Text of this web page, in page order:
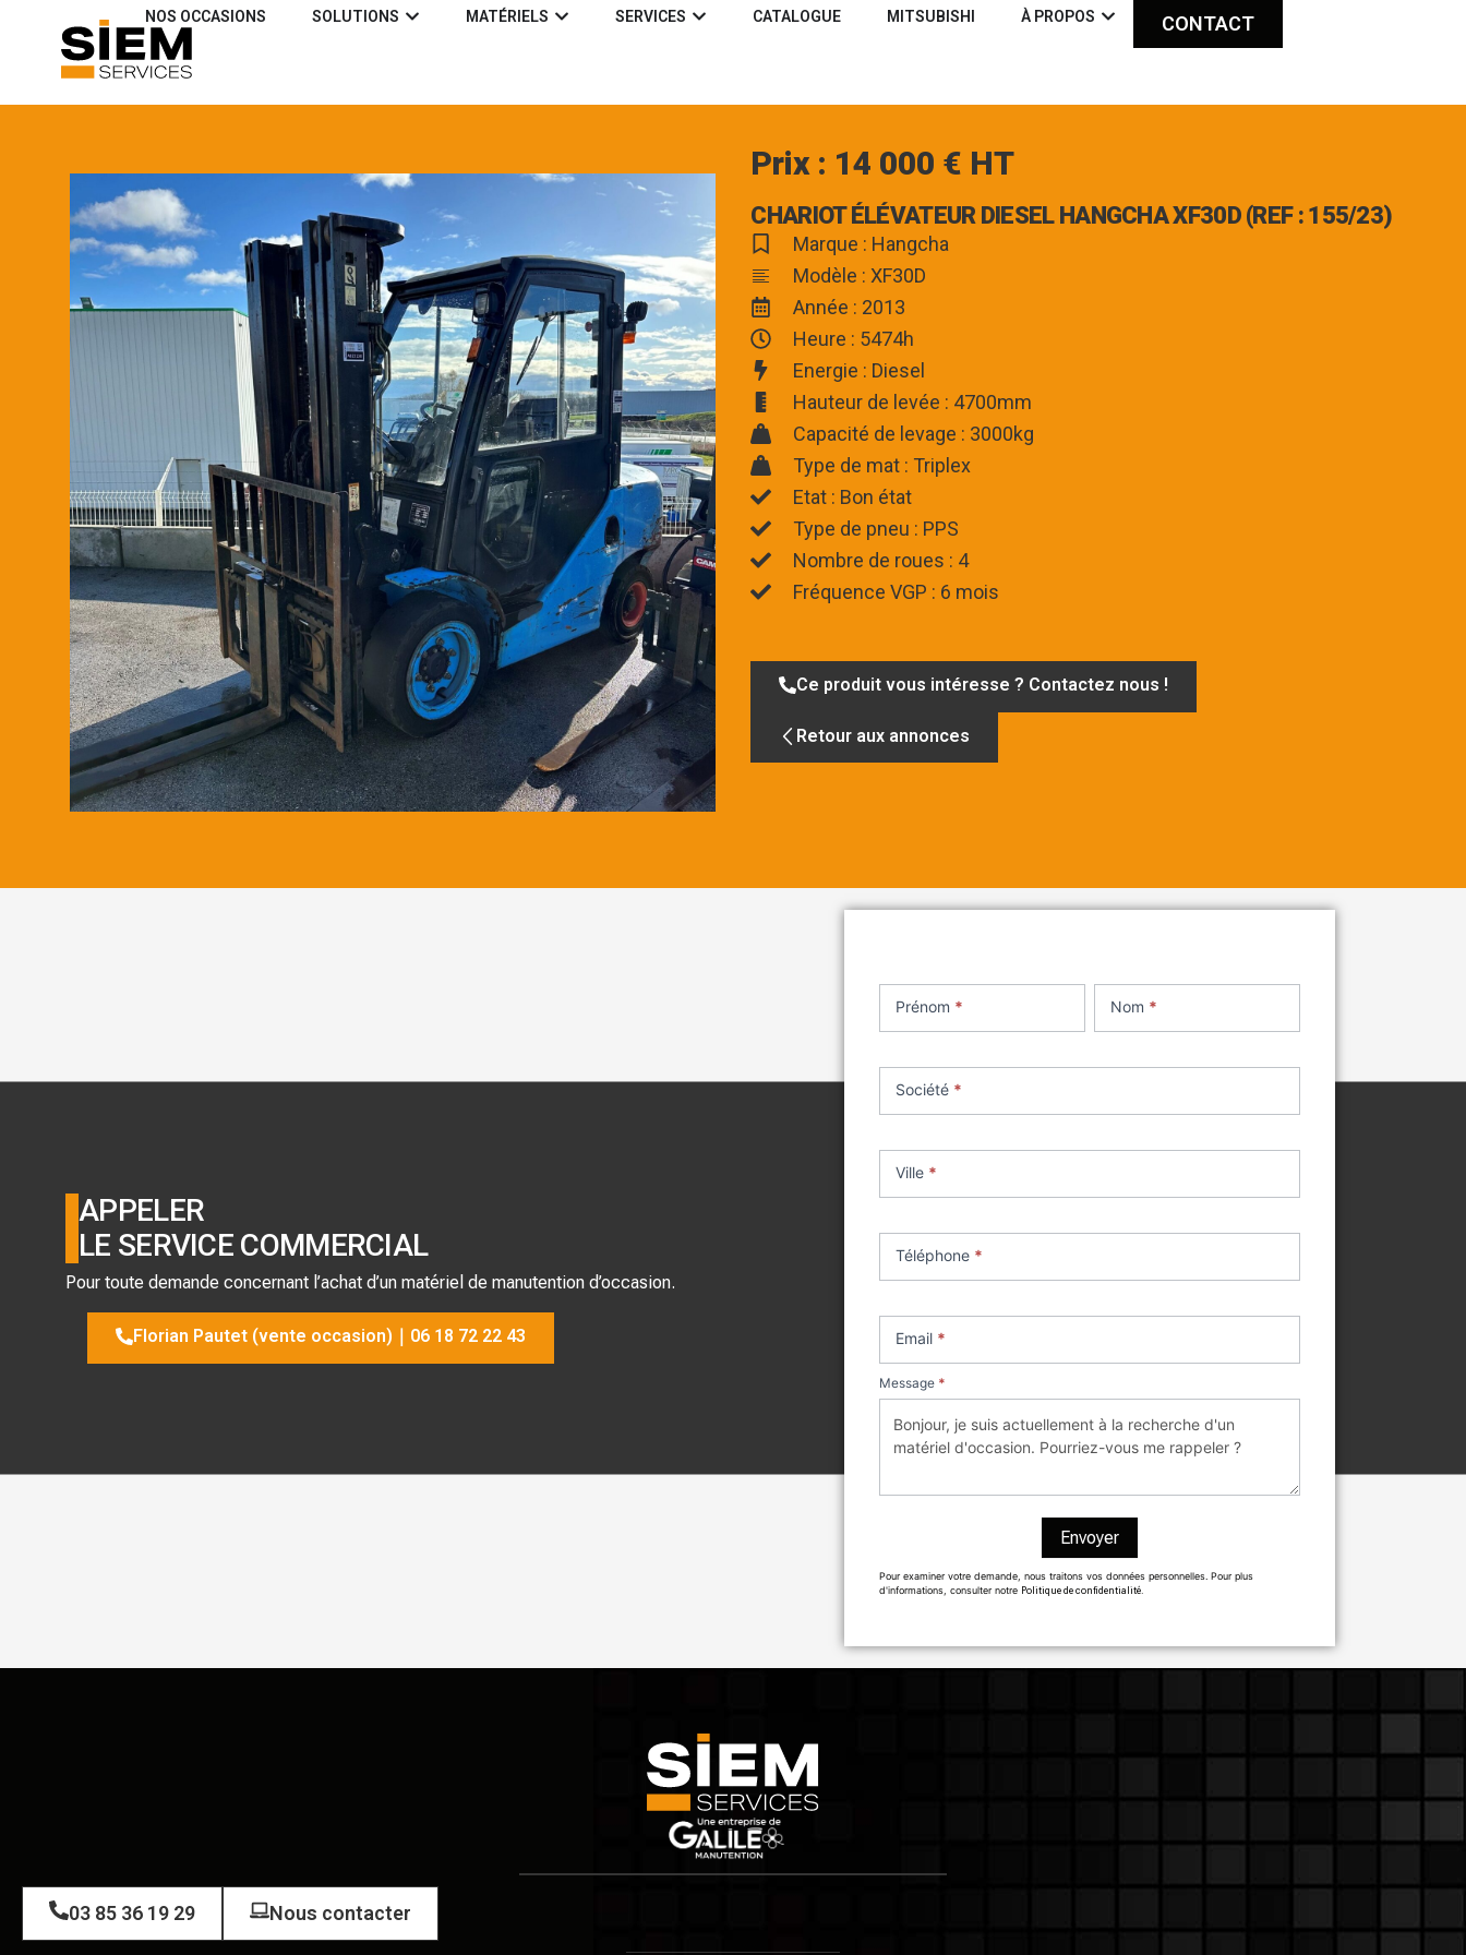
NOS OCCASIONS SOLUTIONS MATÉRIELS SERVICES CATALOGUE MITSUBISHI À PROPOS CONTACT
Prix : 14 000 € HT
CHARIOT ÉLÉVATEUR DIESEL HANGCHA XF30D (REF : 155/23)
Marque : Hangcha
Modèle : XF30D
Année : 2013
Heure : 5474h
Energie : Diesel
Hauteur de levée : 4700mm
Capacité de levage : 3000kg
Type de mat : Triplex
Etat : Bon état
Type de pneu : PPS
Nombre de roues : 4
Fréquence VGP : 6 mois
Ce produit vous intéresse ? Contactez nous !
Retour aux annonces
APPELER
LE SERVICE COMMERCIAL
Pour toute demande concernant l’achat d’un matériel de manutention d’occasion.
Florian Pautet (vente occasion)｜06 18 72 22 43
achat
Prénom * Nom *
Société *
Ville *
Téléphone *
Email *
Message *
Envoyer
Pour examiner votre demande, nous traitons vos données personnelles. Pour plus
d'informations, consulter notre Politique de confidentialité.
03 85 36 19 29 Nous contacter